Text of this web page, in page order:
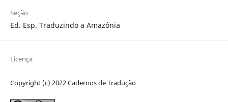
Seção
Ed. Esp. Traduzindo a Amazônia
Licença
Copyright (c) 2022 Cadernos de Tradução